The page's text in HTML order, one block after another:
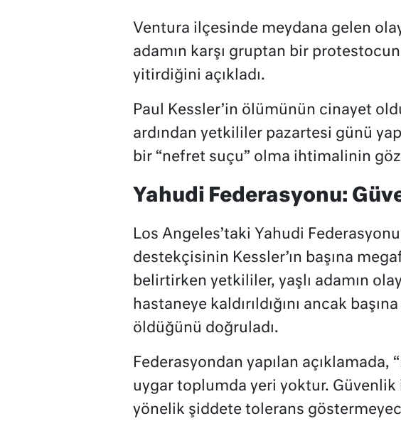
Ventura ilçesinde meydana gelen
adamın karşı gruptan bir
yitirdiğini açıkladı.
Paul Kessler’in ölümünün cinayet
ardından yetkililer pazartesi günü
bir “nefret suçu” olma ihtimalinin
Yahudi Federasyonu:
Los Angeles’taki Yahudi
destekçisinin Kessler’ın başına
belirtirken yetkililer, yaşlı adamın
hastaneye kaldırıldığını ancak
öldüğünü doğruladı.
Federasyondan yapılan açıklamada,
uygar toplumda yeri yoktur.
yönelik şiddete tolerans